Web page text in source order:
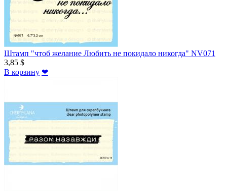
Штамп "чтоб желание Любить не покидало никогда" NV071
3,85 $
В корзину ❤